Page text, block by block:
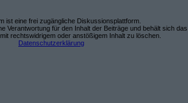
ist eine frei zugängliche Diskussionsplattform.
Verantwortung für den Inhalt der Beiträge und behält sich das
rechtswidrigem oder anstößigem Inhalt zu löschen.
Datenschutzerklärung